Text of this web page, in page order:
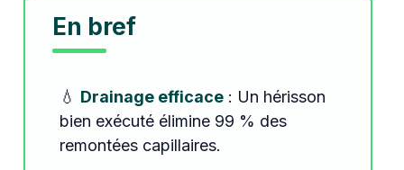
En bref
💧 Drainage efficace: Un hérisson
bien exécuté élimine 99 % des
remontées capillaires.